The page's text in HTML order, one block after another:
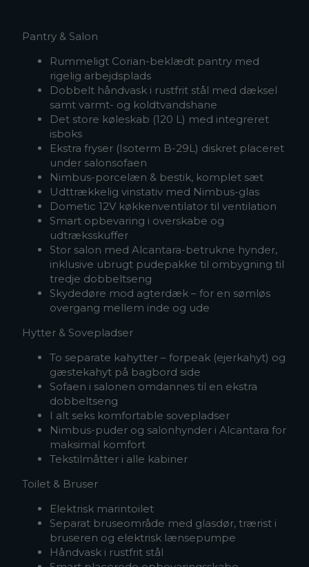
Pantry & Salon
Rummeligt Corian-beklædt pantry med
rigelig arbejdsplads
Dobbelt håndvask i rustfrit stål med dæksel
samt varmt- og koldtvandshane
Det store køleskab (120 L) med integreret
isboks
Ekstra fryser (Isoterm B-29L) diskret placeret
under salonsofaen
Nimbus-porcelæn & bestik, komplet sæt
Udttrækkelig vinstativ med Nimbus-glas
Dometic 12V køkkenventilator til ventilation
Smart opbevaring i overskabe og
udtræksskuffer
Stor salon med Alcantara-betrukne hynder,
inklusive ubrugt pudepakke til ombygning til
tredje dobbeltseng
Skydedøre mod agterdæk – for en sømløs
overgang mellem inde og ude
Hytter & Sovepladser
To separate kahytter – forpeak (ejerkahyt) og
gæstekahyt på bagbord side
Sofaen i salonen omdannes til en ekstra
dobbeltseng
I alt seks komfortable sovepladser
Nimbus-puder og salonhynder i Alcantara for
maksimal komfort
Tekstilmåtter i alle kabiner
Toilet & Bruser
Elektrisk marintoilet
Separat bruseområde med glasdør, trærist i
bruseren og elektrisk lænsepumpe
Håndvask i rustfrit stål